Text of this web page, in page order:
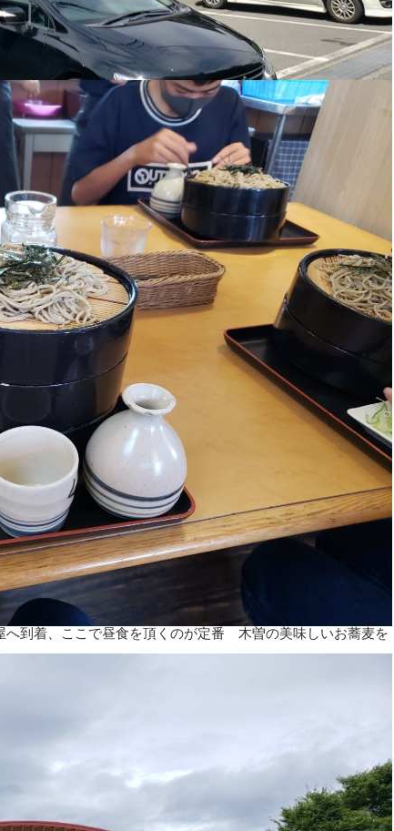
へ到着、ここで昼食を頂くのが定番 木曽の美味しいお蕎麦を